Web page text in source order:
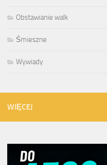
Obstawianie walk
Śmieszne
Wywiady
WIĘCEJ